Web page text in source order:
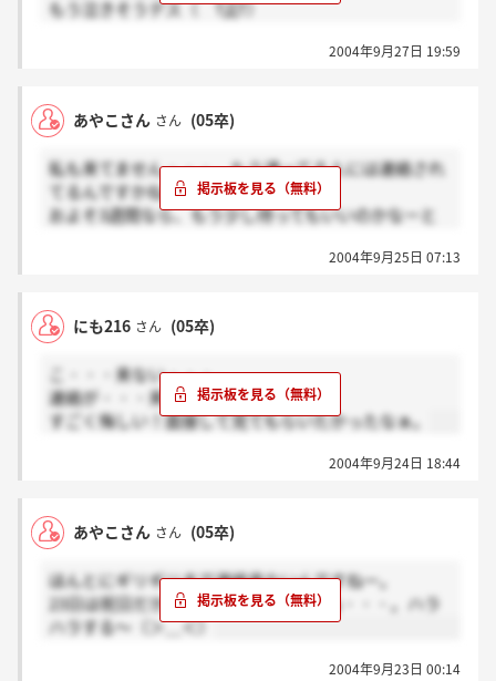
もう泣きそうデス（ TДT）
2004年9月27日 19:59
あやこさん さん (05卒)
私も来てません・・・。もう通ってる人には連絡され
てるんですかねぇ？
およそ3週間なら、もう少し待ってもいいのかなーと
2004年9月25日 07:13
にも216 さん (05卒)
こ・・・来ない・・・。
連絡が・・・来ないよ!!!!!!
すごく悔しい！面接して見てもらいたかったなぁ。
2004年9月24日 18:44
あやこさん さん (05卒)
ほんとにギリギリまで連絡来ないんですねー。
23日は祝日だから実質あと1日ですよね・・・。ハラ
ハラする～（＞＿＜）
2004年9月23日 00:14